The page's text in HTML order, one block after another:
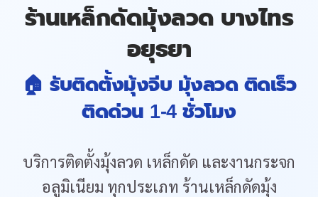
ร้านเหล็กดัดมุ้งลวด บางไทร
อยุธยา
🏠 รับติดตั้งมุ้งจีบ มุ้งลวด ติดเร็ว
ติดด่วน 1-4 ชั่วโมง
บริการติดตั้งมุ้งลวด เหล็กดัด และงานกระจก
อลูมิเนียม ทุกประเภท ร้านเหล็กดัดมุ้ง